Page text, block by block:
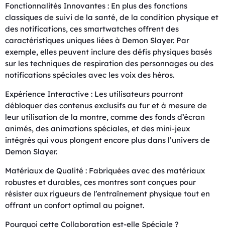
Fonctionnalités Innovantes : En plus des fonctions
classiques de suivi de la santé, de la condition physique et
des notifications, ces smartwatches offrent des
caractéristiques uniques liées à Demon Slayer. Par
exemple, elles peuvent inclure des défis physiques basés
sur les techniques de respiration des personnages ou des
notifications spéciales avec les voix des héros.
Expérience Interactive : Les utilisateurs pourront
débloquer des contenus exclusifs au fur et à mesure de
leur utilisation de la montre, comme des fonds d’écran
animés, des animations spéciales, et des mini-jeux
intégrés qui vous plongent encore plus dans l’univers de
Demon Slayer.
Matériaux de Qualité : Fabriquées avec des matériaux
robustes et durables, ces montres sont conçues pour
résister aux rigueurs de l’entraînement physique tout en
offrant un confort optimal au poignet.
Pourquoi cette Collaboration est-elle Spéciale ?